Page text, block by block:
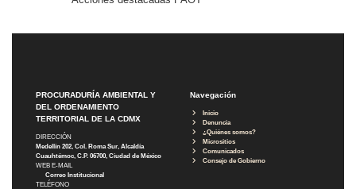
PROCURADURÍA AMBIENTAL Y
DEL ORDENAMIENTO
TERRITORIAL DE LA CDMX
DIRECCIÓN
Medellín 202, Col. Roma Sur, Alcaldía
Cuauhtémoc, C.P. 06700, Ciudad de México
WEB E-MAIL
Correo Institucional
TELÉFONO
Navegación
Inicio
Denuncia
¿Quiénes somos?
Micrositios
Comunicados
Consejo de Gobierno